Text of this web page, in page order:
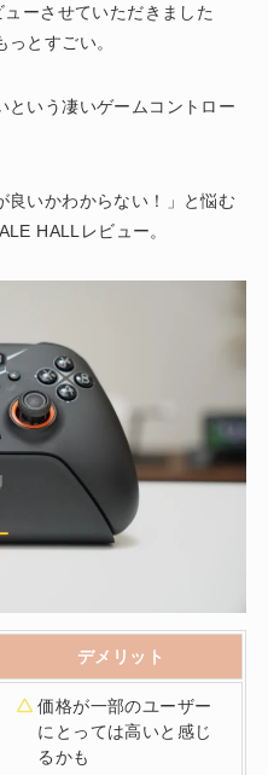
ーさせていただきました
とすごい。
という凄いゲームコントロー
良いかわからない！」と悩む
HALLレビュー。
デメリット
価格が一部のユーザー
にとっては高いと感じ
るかも